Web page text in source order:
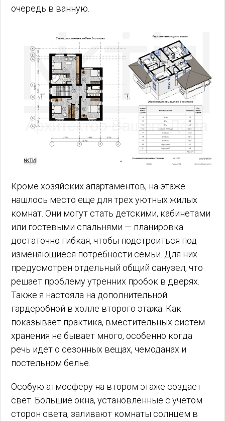
очередь в ванную.
Кроме хозяйских апартаментов, на этаже
нашлось место еще для трех уютных жилых
комнат. Они могут стать детскими, кабинетами
или гостевыми спальнями — планировка
достаточно гибкая, чтобы подстроиться под
изменяющиеся потребности семьи. Для них
предусмотрен отдельный общий санузел, что
решает проблему утренних пробок в дверях.
Также я настояла на дополнительной
гардеробной в холле второго этажа. Как
показывает практика, вместительных систем
хранения не бывает много, особенно когда
речь идет о сезонных вещах, чемоданах и
постельном белье.
Особую атмосферу на втором этаже создает
свет. Большие окна, установленные с учетом
сторон света, заливают комнаты солнцем в